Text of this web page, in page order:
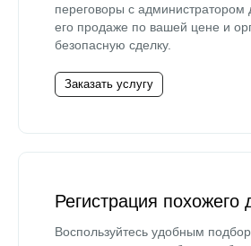
переговоры с администратором
его продаже по вашей цене и
безопасную сделку.
Заказать услугу
Регистрация похожего
Воспользуйтесь удобным